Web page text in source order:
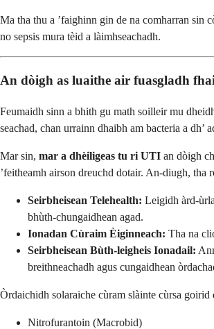
Ma tha thu a ’faighinn gin de na comharran sin
no sepsis mura tèid a làimhseachadh.
An dòigh as luaithe air fuasgladh
Feumaidh sinn a bhith gu math soilleir mu
seachad, chan urrainn dhaibh am bacteria a dh’
Mar sin, mar a dhèiligeas tu ri UTI an dòigh
’feitheamh airson dreuchd dotair. An-diugh, tha
Seirbheisean Telehealth: Leigidh àrd-
bhùth-chungaidhean agad.
Ionadan Cùraim Èiginneach: Tha na
Seirbheisean Bùth-leigheis Ionadail:
breithneachadh agus cungaidhean
Òrdaichidh solaraiche cùram slàinte cùrsa goirid
Nitrofurantoin (Macrobid)